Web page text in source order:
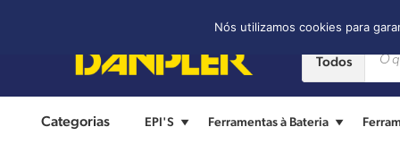
Todos
Categorias EPI'S Ferramentas à Bateria
Nós utilizamos cookies para